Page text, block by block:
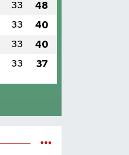
33 48
33 40
33 40
33 37